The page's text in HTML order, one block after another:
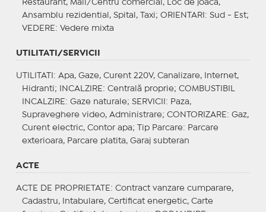
Restaurant, Mall/Centru comercial, Loc de joaca,
Ansamblu rezidential, Spital, Taxi; ORIENTARI : Sud - Est;
VEDERE : Vedere mixta
UTILITATI/SERVICII
UTILITATI : Apa, Gaze, Curent 220V, Canalizare, Internet,
Hidranti;
INCALZIRE : Centrală proprie; COMBUSTIBIL
INCALZIRE : Gaze naturale; SERVICII : Paza,
Supraveghere video, Administrare; CONTORIZARE : Gaz,
Curent electric, Contor apa;
Tip Parcare: Parcare
exterioara, Parcare platita, Garaj subteran
ACTE
ACTE DE PROPRIETATE : Contract vanzare cumparare,
Cadastru, Intabulare, Certificat energetic, Carte